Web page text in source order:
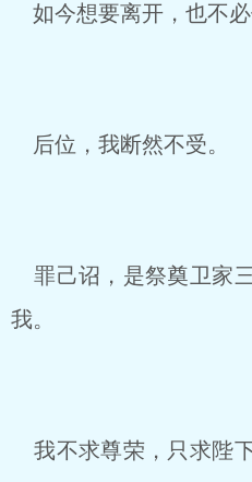
如今想要离开，也不必
后位，我断然不受。
罪己诏，是祭奠卫家
我。
我不求尊荣，只求陛